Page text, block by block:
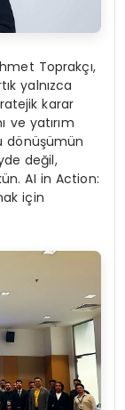
Toprakçı,
yalnızca
karar
ve yatırım
dönüşümün
değil,
AI in Action:
için